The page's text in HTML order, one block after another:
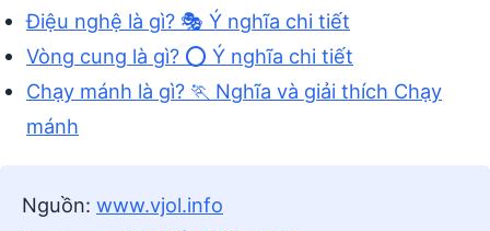
Điệu nghệ là gì? 🎭 Ý nghĩa chi tiết
Vòng cung là gì? ⭕ Ý nghĩa chi tiết
Chạy mánh là gì? 🏃 Nghĩa và giải thích Chạy
mánh
Nguồn: www.vjol.info